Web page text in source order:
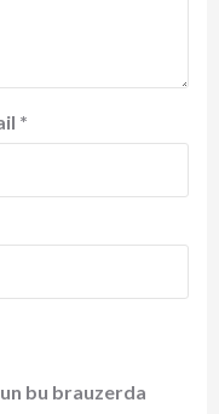
*
bu brauzerda